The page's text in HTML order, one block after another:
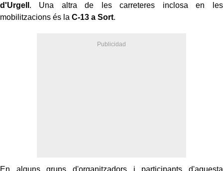
d'Urgell . Una altra de les carreteres inclosa en les
mobilitzacions és la C-13 a Sort.
En alguns grups d'organitzadors i participants d'aquesta